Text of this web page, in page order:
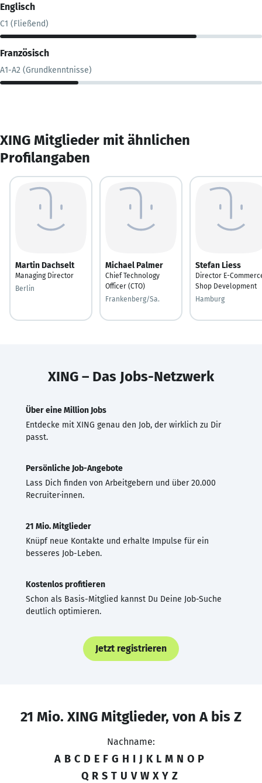
Englisch
C1 (Fließend)
Französisch
A1-A2 (Grundkenntnisse)
XING Mitglieder mit ähnlichen
Profilangaben
Martin Dachselt
Managing Director
Berlin
Michael Palmer
Chief Technology
Officer (CTO)
Frankenberg/Sa.
Stefan Liess
Director E-
Shop Development
Hamburg
XING – Das Jobs-Netzwerk
Über eine Million Jobs
Entdecke mit XING genau den Job, der wirklich zu Dir
passt.
Persönliche Job-Angebote
Lass Dich finden von Arbeitgebern und über 20.000
Recruiter·innen.
21 Mio. Mitglieder
Knüpf neue Kontakte und erhalte Impulse für ein
besseres Job-Leben.
Kostenlos profitieren
Schon als Basis-Mitglied kannst Du Deine Job-Suche
deutlich optimieren.
Jetzt registrieren
21 Mio. XING Mitglieder, von A bis Z
Nachname:
A B C D E F G H I J K L M N O P
Q R S T U V W X Y Z